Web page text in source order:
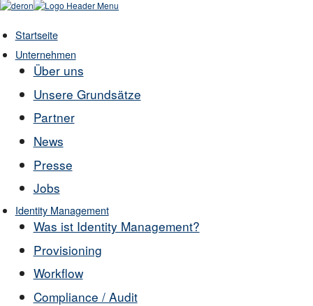
Startseite
Unternehmen
Über uns
Unsere Grundsätze
Partner
News
Presse
Jobs
Identity Management
Was ist Identity Management?
Provisioning
Workflow
Compliance / Audit